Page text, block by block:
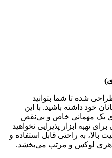
شده تا شما بتوانید
خود داشته باشید. با این
برای یک مهمانی خاص و بی‌نقص
تهیه ابزار پذیرایی نخواهید
به راحتی قابل استفاده و
لوکس و مرتب می‌بخشد.